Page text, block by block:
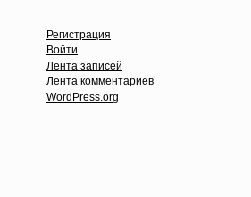
Регистрация
Войти
Лента записей
Лента комментариев
WordPress.org